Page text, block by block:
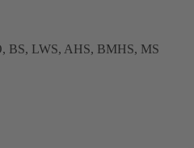
BS, LWS, AHS, BMHS, MS